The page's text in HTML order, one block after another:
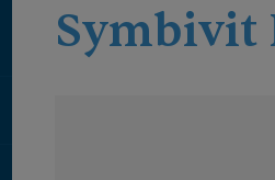
Symbivit